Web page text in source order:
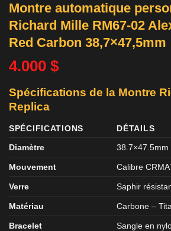
Montre automatique
Richard Mille RM67-02
Red Carbon 38,7×47,5mm
4.000 $
Spécifications de la Montre
Replica
SPÉCIFICATIONS
DÉTAILS
Diamètre
38.7×47.5mm
Mouvement Calibre
Verre Saphir
Matériau Carbone –
Bracelet Sangle en